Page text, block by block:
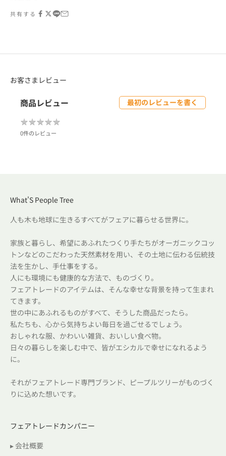
共有する
お客さまレビュー
商品レビュー 最初のレビューを書く
★★★★★
★★★★★
0件のレビュー
What'S People Tree
人も木も地球に生きるすべてがフェアに暮らせる世界に。
家族と暮らし、希望にあふれたつくり手たちがオーガニックコッ
トンなどのこだわった天然素材を用い、その土地に伝わる伝統技
法を生かし、手仕事をする。
人にも環境にも健康的な方法で、ものづくり。
フェアトレードのアイテムは、そんな幸せな背景を持って生まれ
てきます。
世の中にあふれるものがすべて、そうした商品だったら。
私たちも、心から気持ちよい毎日を過ごせるでしょう。
おしゃれな服、かわいい雑貨、おいしい食べ物。
日々の暮らしを楽しむ中で、皆がエシカルで幸せになれるよう
に。
それがフェアトレード専門ブランド、ピープルツリーがものづく
りに込めた想いです。
フェアトレードカンパニー
▸ 会社概要